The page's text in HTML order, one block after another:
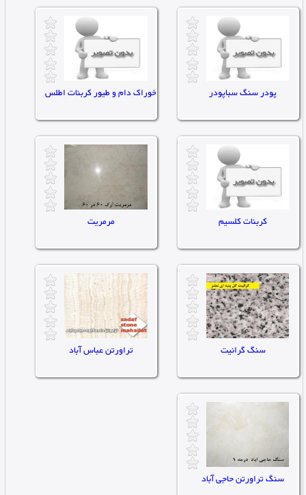
توان:0 توان:0
پودر سنگ سباپودر
توان:0
خوراک دام و طیور کربنات اطلس
توان:0
تعداد مشاهده : 0
کربنات کلسیم
توان:0
تعداد مشاهده : 0
مرمریت
توان:0
تعداد مشاهده : 0
سنگ گرانیت
توان:0
تعداد مشاهده : 0
تراورتن عباس آباد
سنگ تراورتن حاجی آباد